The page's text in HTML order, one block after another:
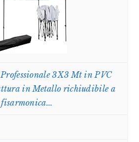
3X3 Mt in PVC
in Metallo richiudibile a
fisarmonica...